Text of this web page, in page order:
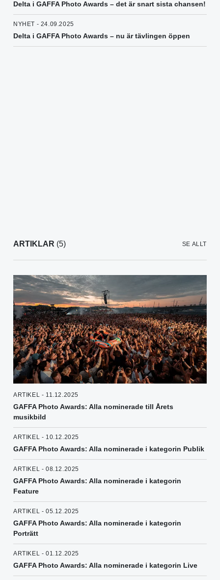
Delta i GAFFA Photo Awards – det är snart sista chansen!
NYHET - 24.09.2025
Delta i GAFFA Photo Awards – nu är tävlingen öppen
ARTIKLAR (5) SE ALLT
ARTIKEL - 11.12.2025
GAFFA Photo Awards: Alla nominerade till Årets
musikbild
ARTIKEL - 10.12.2025
GAFFA Photo Awards: Alla nominerade i kategorin Publik
ARTIKEL - 08.12.2025
GAFFA Photo Awards: Alla nominerade i kategorin
Feature
ARTIKEL - 05.12.2025
GAFFA Photo Awards: Alla nominerade i kategorin
Porträtt
ARTIKEL - 01.12.2025
GAFFA Photo Awards: Alla nominerade i kategorin Live